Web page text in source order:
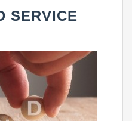
SERVICE